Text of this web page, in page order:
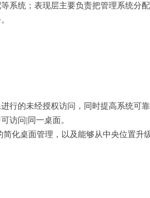
系统；表现层主要负责把管理系统分
行的未经授权访问，同时提高系统可
访问|同一桌面。
化桌面管理，以及能够从中央位置升